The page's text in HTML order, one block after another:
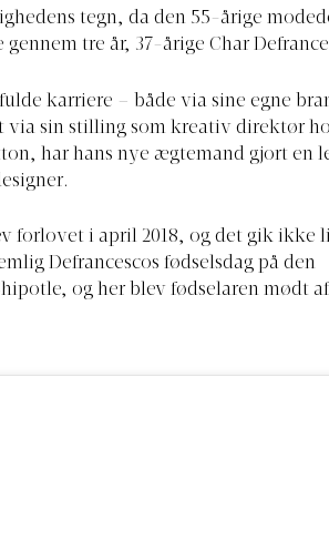
tegn, da den 55-årige
tre år, 37-årige Char
karriere – både via sine egne
via sin stilling som kreativ direktør
har hans nye ægtemand gjort en
forlovet i april 2018, og det gik ikke
Defrancescos fødselsdag på den
og her blev fødselaren mødt